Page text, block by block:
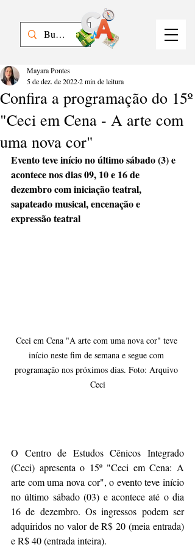
Confira a programação do 15º
"Ceci em Cena - A arte com
uma nova cor"
Mayara Pontes
5 de dez. de 20222 min de leitura
Evento teve início no último sábado (3) e
acontece nos dias 09, 10 e 16 de
dezembro com iniciação teatral,
sapateado musical, encenação e
expressão teatral
Ceci em Cena "A arte com uma nova cor" teve
início neste fim de semana e segue com
programação nos próximos dias. Foto: Arquivo
Ceci
O Centro de Estudos Cênicos Integrado
(Ceci) apresenta o 15º "Ceci em Cena: A
arte com uma nova cor", o evento teve início
no último sábado (03) e acontece até o dia
16 de dezembro. Os ingressos podem ser
adquiridos no valor de R$ 20 (meia entrada)
e R$ 40 (entrada inteira).